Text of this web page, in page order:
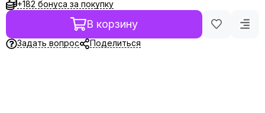
+182 бонуса за покупку
В корзину
Задать вопрос Поделиться